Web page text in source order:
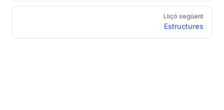
Lliçó següent
Estructures